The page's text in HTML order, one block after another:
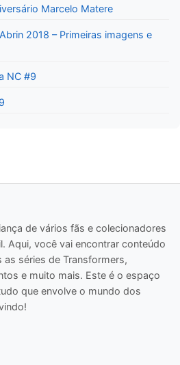
Marcelo Matere
Abrin 2018 – Primeiras imagens e
NC #9
de vários fãs e colecionadores
Aqui, você vai encontrar conteúdo
séries de Transformers,
e muito mais. Este é o espaço
que envolve o mundo dos